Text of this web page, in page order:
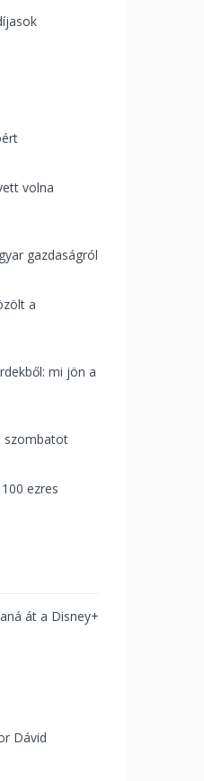
volna
gazdaságról
a
mi jön a
szombatot
ezres
át a Disney+
Dávid